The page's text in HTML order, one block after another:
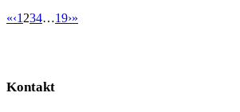
«‹1 234…19›»
Kontakt